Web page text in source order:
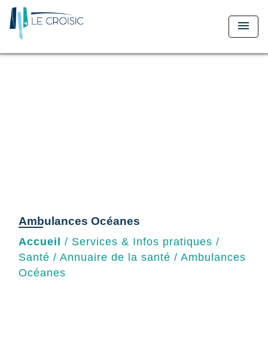
menu
Ambulances Océanes
Accueil / Services & Infos pratiques /
Santé / Annuaire de la santé / Ambulances
Océanes